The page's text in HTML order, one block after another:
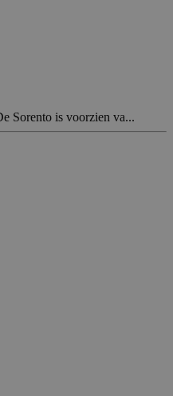
Sorento is voorzien va...